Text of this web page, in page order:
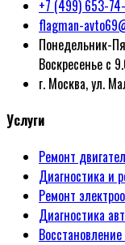
+7 (499) 653-
flagman-
Понедельник-
Воскресенье с
г. Москва, ул.
Услуги
Ремонт
Диагностика и
Ремонт
Диагностика